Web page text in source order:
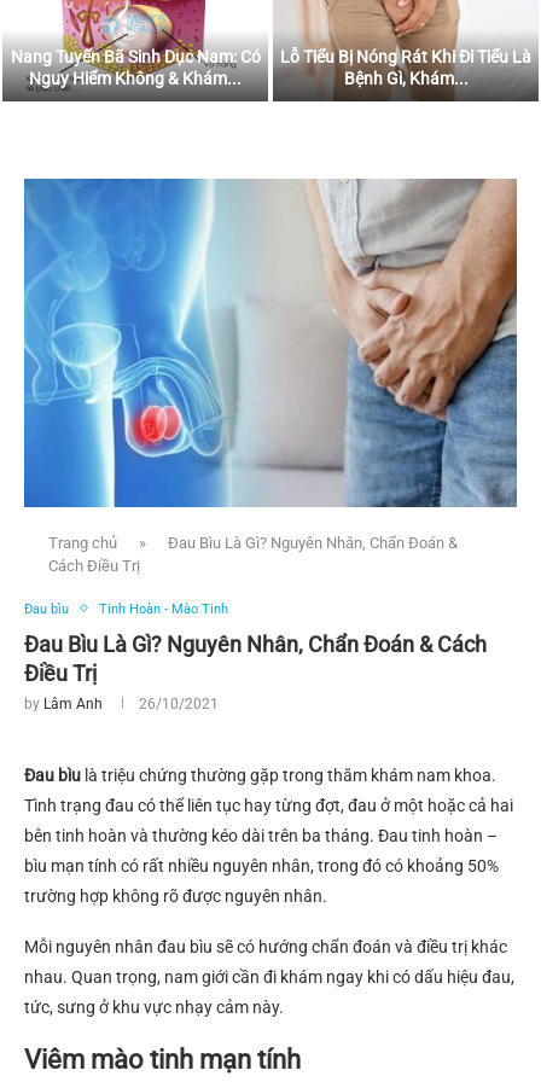
Nang Tuyến Bã Sinh Dục Nam: Có
Nguy Hiểm Không & Khám...
Lỗ Tiểu Bị Nóng Rát Khi Đi Tiểu Là
Bệnh Gì, Khám...
Trang chủ »
Đau Bìu Là Gì? Nguyên Nhân, Chẩn Đoán &
Cách Điều Trị
Đau bìu Tinh Hoàn - Mào Tinh
Đau Bìu Là Gì? Nguyên Nhân, Chẩn Đoán & Cách
Điều Trị
by Lâm Anh 26/10/2021
Đau bìu là triệu chứng thường gặp trong thăm khám nam khoa.
Tình trạng đau có thể liên tục hay từng đợt, đau ở một hoặc cả hai
bên tinh hoàn và thường kéo dài trên ba tháng. Đau tinh hoàn –
bìu mạn tính có rất nhiều nguyên nhân, trong đó có khoảng 50%
trường hợp không rõ được nguyên nhân.
Mỗi nguyên nhân đau bìu sẽ có hướng chẩn đoán và điều trị khác
nhau. Quan trọng, nam giới cần đi khám ngay khi có dấu hiệu đau,
tức, sưng ở khu vực nhạy cảm này.
Viêm mào tinh mạn tính